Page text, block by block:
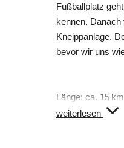
Fußballplatz
kennen.
Kneippanlage.
bevor wir uns
Länge: ca. 15 km
Höhenmeter: ca.
weiterlesen